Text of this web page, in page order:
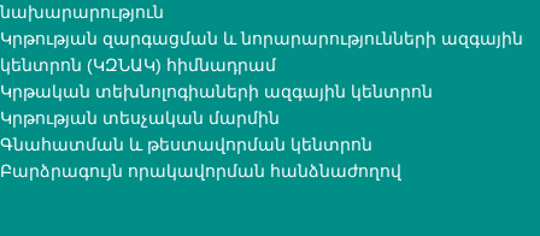
նախարարություն
Կրթության զարգացման և նորարարությունների ազգային
կենտրոն (ԿԶՆԱԿ) հիմնադրամ
Կրթական տեխնոլոգիաների ազգային կենտրոն
Կրթության տեսչական մարմին
Գնահատման և թեստավորման կենտրոն
Բարձրագույն որակավորման հանձնաժողով